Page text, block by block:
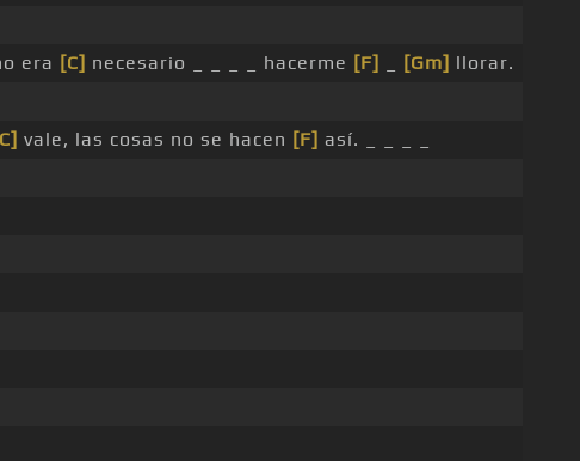
era [C] necesario _ _ _ _ hacerme [F] [Gm] llorar.
vale, las cosas no se hacen [F] así. _ _ _ _